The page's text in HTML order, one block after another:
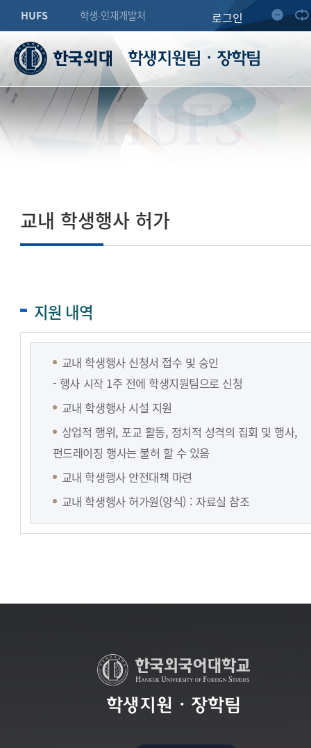
HUFS 학생∙인재개발처 로그인
학생지원팀・장학팀
HUFS
교내 학생행사 허가
지원 내역
교내 학생행사 신청서 접수 및 승인
- 행사 시작 1주 전에 학생지원팀으로 신청
교내 학생행사 시설 지원
상업적 행위, 포교 활동, 정치적 성격의 집회 및 행사,
펀드레이징 행사는 불허 할 수 있음
교내 학생행사 안전대책 마련
교내 학생행사 허가원(양식) : 자료실 참조
학생지원・장학팀